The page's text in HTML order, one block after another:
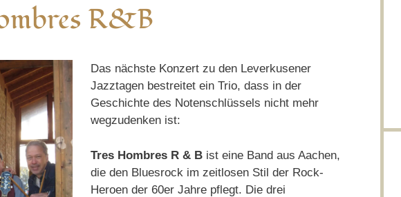
R&B
Das nächste Konzert zu den Leverkusener
Jazztagen bestreitet ein Trio, dass in der
Geschichte des Notenschlüssels nicht mehr
wegzudenken ist:
Tres Hombres R & Bist eine Band aus Aachen,
die den Bluesrock im zeitlosen Stil der Rock-
Heroen der 60er Jahre pflegt. Die drei